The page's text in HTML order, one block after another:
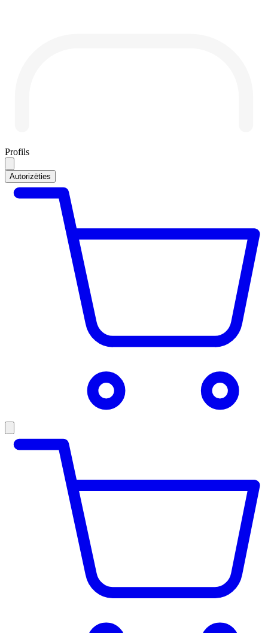
Profils
Autorizēties